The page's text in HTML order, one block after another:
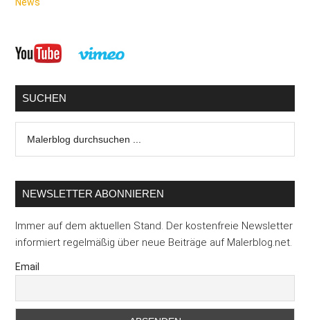
News
Seitenspalte
SUCHEN
durchsuchen
NEWSLETTER ABONNIEREN
Immer auf dem aktuellen Stand. Der kostenfreie Newsletter
informiert regelmäßig über neue Beiträge auf Malerblog.net.
Email